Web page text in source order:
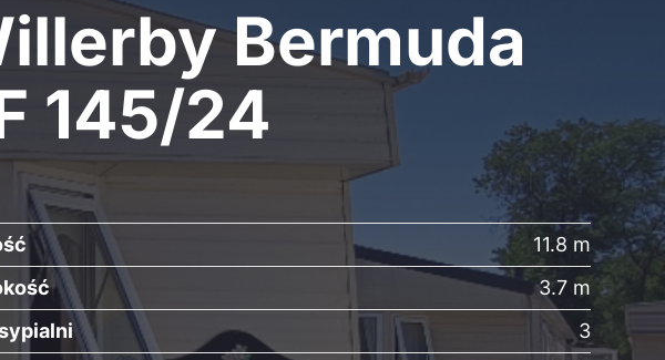
Bermuda
145/24
11.8 m
3.7 m
3